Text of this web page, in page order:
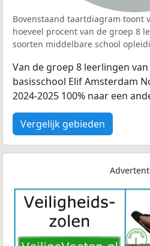
Bovenstaand taartdiagram toont
hoeveel procent van de groep 8
soorten middelbare school
Van de groep 8 leerlingen
basisschool Elif Amsterdam
2024-2025 100% naar een
Vergelijk gebieden